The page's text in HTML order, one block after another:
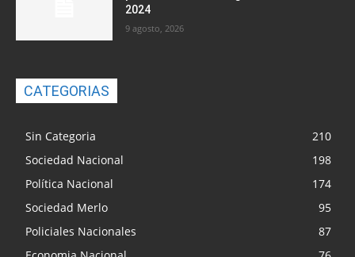
2024
9 agosto, 2026
CATEGORIAS
Sin Categoria
210
Sociedad Nacional
198
Política Nacional
174
Sociedad Merlo
95
Policiales Nacionales
87